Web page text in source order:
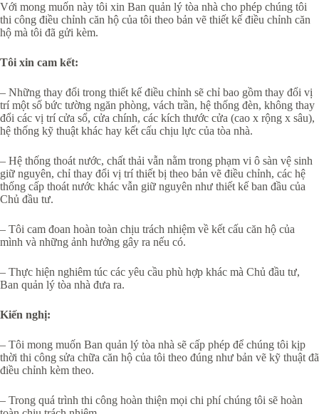
Với mong muốn này tôi xin Ban quản lý tòa nhà cho phép chúng tôi
thi công điều chỉnh căn hộ của tôi theo bản vẽ thiết kế điều chỉnh căn
hộ mà tôi đã gửi kèm.
Tôi xin cam kết:
– Những thay đổi trong thiết kế điều chỉnh sẽ chỉ bao gồm thay đổi vị
trí một số bức tường ngăn phòng, vách trần, hệ thống đèn, không thay
đổi các vị trí cửa sổ, cửa chính, các kích thước cửa (cao x rộng x sâu),
hệ thống kỹ thuật khác hay kết cấu chịu lực của tòa nhà.
– Hệ thống thoát nước, chất thải vẫn nằm trong phạm vi ô sàn vệ sinh
giữ nguyên, chỉ thay đổi vị trí thiết bị theo bản vẽ điều chỉnh, các hệ
thống cấp thoát nước khác vẫn giữ nguyên như thiết kế ban đầu của
Chủ đầu tư.
– Tôi cam đoan hoàn toàn chịu trách nhiệm về kết cấu căn hộ của
mình và những ảnh hưởng gây ra nếu có.
– Thực hiện nghiêm túc các yêu cầu phù hợp khác mà Chủ đầu tư,
Ban quản lý tòa nhà đưa ra.
Kiến nghị:
– Tôi mong muốn Ban quản lý tòa nhà sẽ cấp phép để chúng tôi kịp
thời thi công sửa chữa căn hộ của tôi theo đúng như bản vẽ kỹ thuật đã
điều chỉnh kèm theo.
– Trong quá trình thi công hoàn thiện mọi chi phí chúng tôi sẽ hoàn